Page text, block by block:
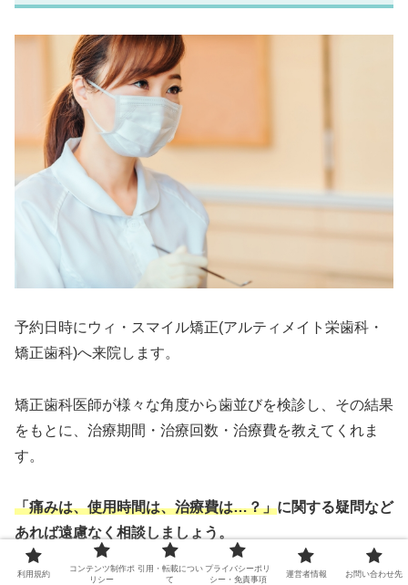
予約日時にウィ・スマイル矯正(アルティメイト栄歯科・
矯正歯科)へ来院します。
矯正歯科医師が様々な角度から歯並びを検診し、その結果
をもとに、治療期間・治療回数・治療費を教えてくれま
す。
「痛みは、使用時間は、治療費は…？」に関する疑問など
あれば遠慮なく相談しましょう。
利用規約
コンテンツ制作ポ
リシー
引用・転載につい
て
プライバシーポリ
シー・免責事項
運営者情報 お問い合わせ先